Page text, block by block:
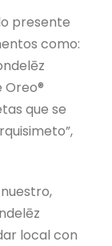
presente
como:
Oreo®
que se
local con